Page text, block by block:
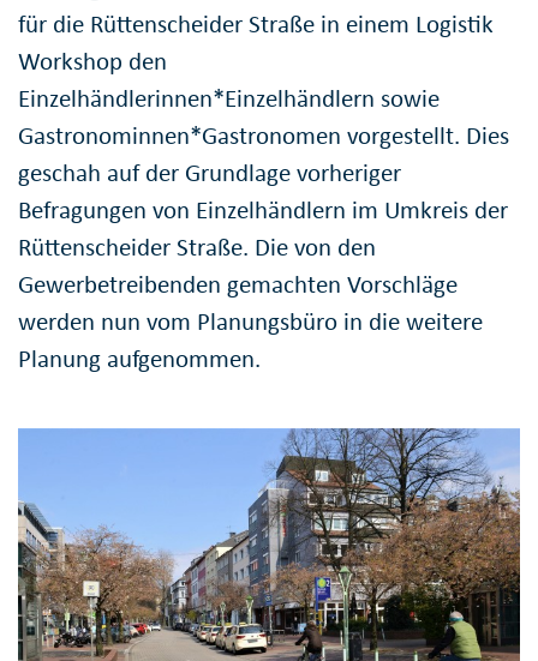
für die Rüttenscheider Straße in einem Logistik
Workshop den
Einzelhändlerinnen*Einzelhändlern sowie
Gastronominnen*Gastronomen vorgestellt. Dies
geschah auf der Grundlage vorheriger
Befragungen von Einzelhändlern im Umkreis der
Rüttenscheider Straße. Die von den
Gewerbetreibenden gemachten Vorschläge
werden nun vom Planungsbüro in die weitere
Planung aufgenommen.